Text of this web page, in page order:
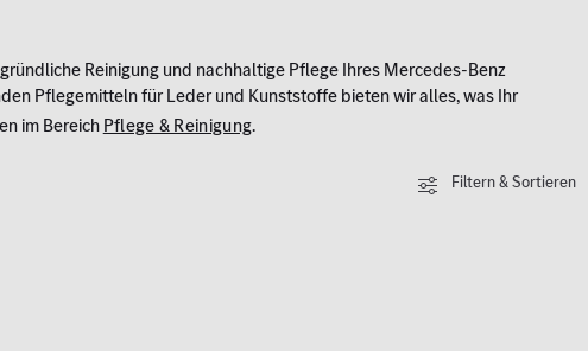
Filtern & Sortieren
Reinigung und nachhaltige Pflege Ihres Mercedes-Benz
Pflegemitteln für Leder und Kunststoffe bieten wir alles, was Ihr
im BereichPflege & Reinigung.